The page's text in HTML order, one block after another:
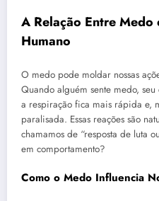
A Relação Entre
Humano
O medo pode moldar nossas
Quando alguém sente medo,
a respiração fica mais rápida e,
paralisada. Essas reações são
chamamos de “resposta de luta
em comportamento?
Como o Medo Influencia